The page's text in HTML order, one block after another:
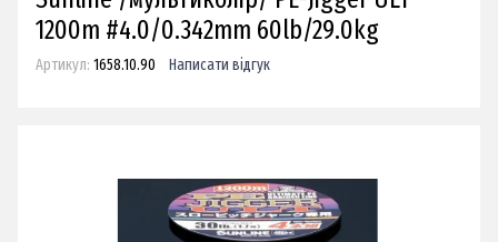
1200m #4.0/0.342mm 60lb/29.0kg
Артикул: 1658.10.90 Написати відгук